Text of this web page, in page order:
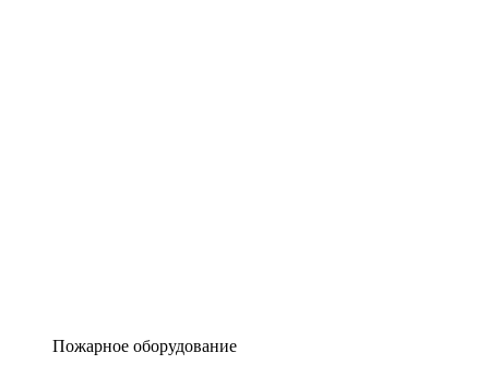
Пожарное оборудование